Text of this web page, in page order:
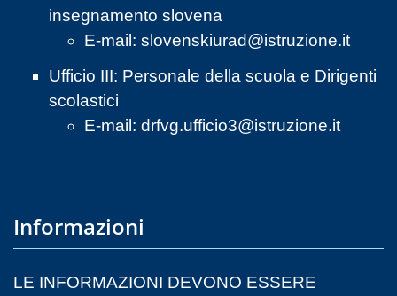
insegnamento slovena
E-mail: slovenskiurad@istruzione.it
Ufficio III: Personale della scuola e Dirigenti
scolastici
E-mail: drfvg.ufficio3@istruzione.it
Informazioni
LE INFORMAZIONI DEVONO ESSERE